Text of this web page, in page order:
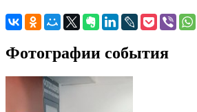
Фотографии события